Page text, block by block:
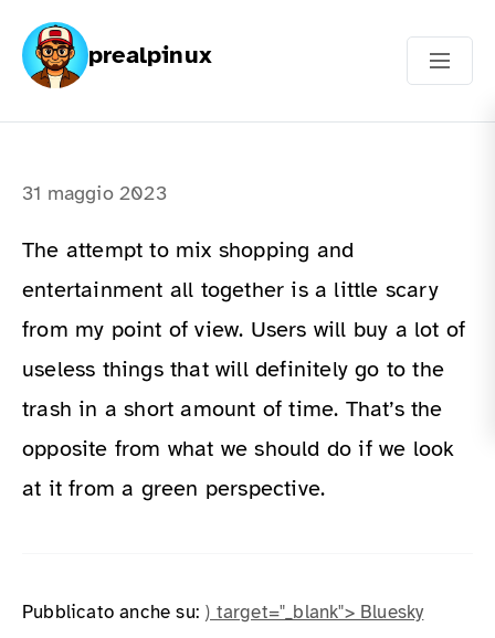
prealpinux
31 maggio 2023
The attempt to mix shopping and
entertainment all together is a little scary
from my point of view. Users will buy a lot of
useless things that will definitely go to the
trash in a short amount of time. That’s the
opposite from what we should do if we look
at it from a green perspective.
Pubblicato anche su: ) target="_blank"> Bluesky